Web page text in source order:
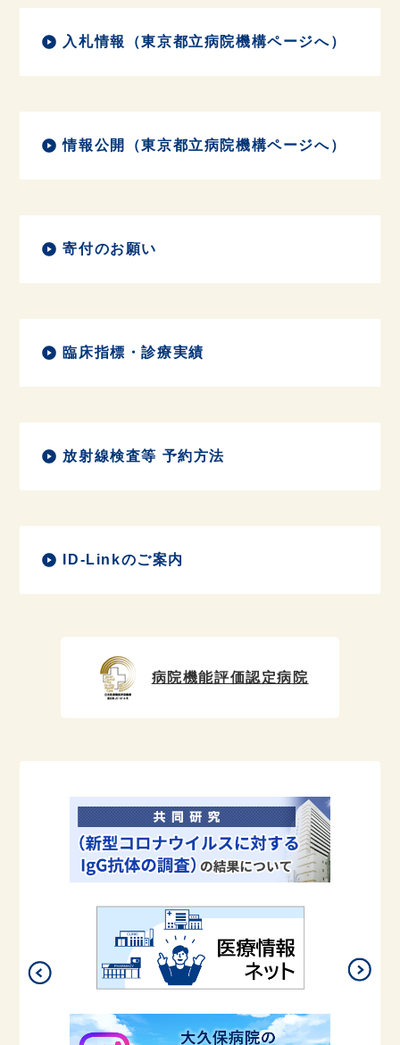
入札情報（東京都立病院機構ページへ）
情報公開（東京都立病院機構ページへ）
寄付のお願い
臨床指標・診療実績
放射線検査等 予約方法
ID-Linkのご案内
病院機能評価認定病院